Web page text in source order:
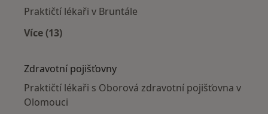
Praktičtí lékaři v Bruntále
Více (13)
Zdravotní pojišťovny
Praktičtí lékaři s Oborová zdravotní pojišťovna v
Olomouci